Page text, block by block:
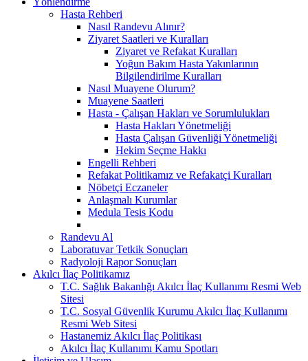
Hasta Rehberi
Nasıl Randevu Alınır?
Ziyaret Saatleri ve Kuralları
Ziyaret ve Refakat Kuralları
Yoğun Bakım Hasta Yakınlarının
Bilgilendirilme Kuralları
Nasıl Muayene Olurum?
Muayene Saatleri
Hasta - Çalışan Hakları ve Sorumlulukları
Hasta Hakları Yönetmeliği
Hasta Çalışan Güvenliği Yönetmeliği
Hekim Seçme Hakkı
Engelli Rehberi
Refakat Politikamız ve Refakatçi Kuralları
Nöbetçi Eczaneler
Anlaşmalı Kurumlar
Medula Tesis Kodu
Randevu Al
Laboratuvar Tetkik Sonuçları
Radyoloji Rapor Sonuçları
Akılcı İlaç Politikamız
T.C. Sağlık Bakanlığı Akılcı İlaç Kullanımı Resmi Web
Sitesi
T.C. Sosyal Güvenlik Kurumu Akılcı İlaç Kullanımı
Resmi Web Sitesi
Hastanemiz Akılcı İlaç Politikası
Akılcı İlaç Kullanımı Kamu Spotları